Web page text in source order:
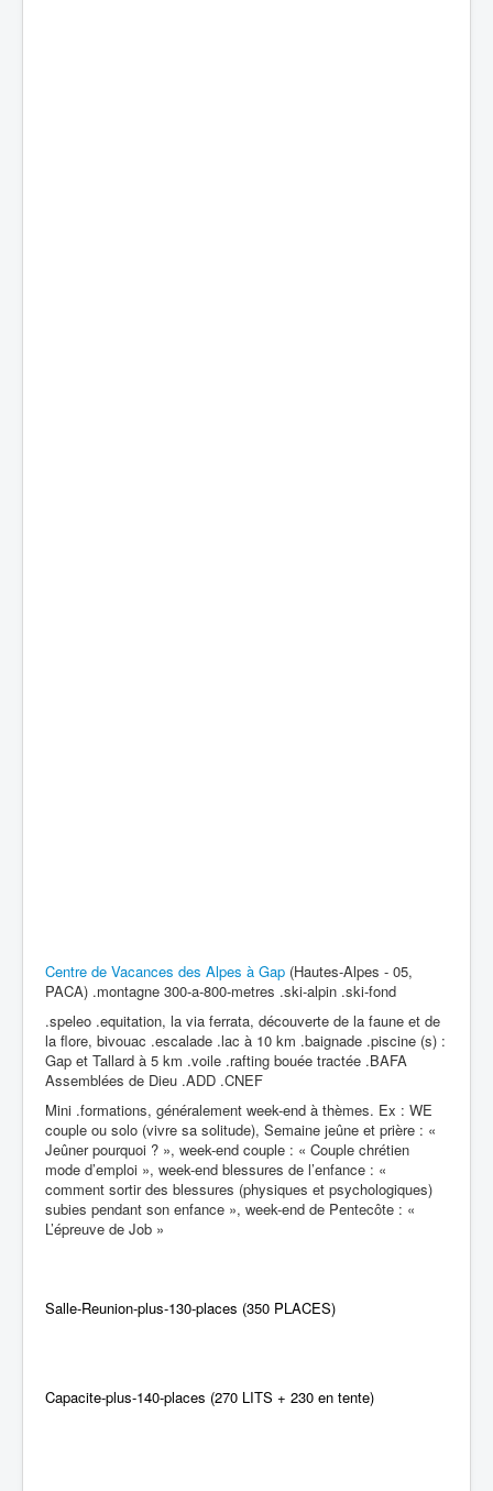
Centre de Vacances des Alpes à Gap (Hautes-Alpes - 05,
PACA) .montagne 300-a-800-metres .ski-alpin .ski-fond
.speleo .equitation, la via ferrata, découverte de la faune et de
la flore, bivouac .escalade .lac à 10 km .baignade .piscine (s) :
Gap et Tallard à 5 km .voile .rafting bouée tractée .BAFA
Assemblées de Dieu .ADD .CNEF
Mini .formations, généralement week-end à thèmes. Ex : WE
couple ou solo (vivre sa solitude), Semaine jeûne et prière : «
Jeûner pourquoi ? », week-end couple : « Couple chrétien
mode d’emploi », week-end blessures de l’enfance : «
comment sortir des blessures (physiques et psychologiques)
subies pendant son enfance », week-end de Pentecôte : «
L’épreuve de Job »
Salle-Reunion-plus-130-places (350 PLACES)
Capacite-plus-140-places (270 LITS + 230 en tente)